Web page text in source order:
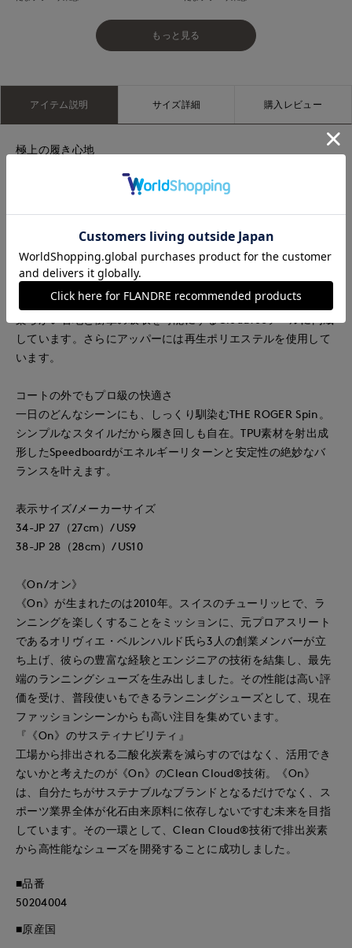
もっと見る
アイテム説明 サイズ詳細 購入レビュー
極上の履き心地
をしっかりホールド。通気性に優れ空気の流れを促すだけでな
能に。歩き心地もスムーズです。
心地良い素材
プロレベルのテクノロジーと履き心地。THE ROGER Spinには
しています。さらにアッパーには再生ポリエステルを使用して
います。
コートの外でもプロ級の快適さ
一日のどんなシーンにも、しっくり馴染むTHE ROGER Spin。
シンプルなスタイルだから履き回しも自在。TPU素材を射出成
形したSpeedboardがエネルギーリターンと安定性の絶妙なバ
ランスを叶えます。
表示サイズ/メーカーサイズ
34-JP 27（27cm）/US9
38-JP 28（28cm）/US10
《On/オン》
《On》が生まれたのは2010年。スイスのチューリッヒで、ラ
ンニングを楽しくすることをミッションに、元プロアスリート
であるオリヴィエ・ベルンハルド氏ら3人の創業メンバーが立
ち上げ、彼らの豊富な経験とエンジニアの技術を結集し、最先
端のランニングシューズを生み出しました。その性能は高い評
価を受け、普段使いもできるランニングシューズとして、現在
ファッションシーンからも高い注目を集めています。
『《On》のサスティナビリティ』
工場から排出される二酸化炭素を減らすのではなく、活用でき
ないかと考えたのが《On》のClean Cloud®技術。《On》
は、自分たちがサステナブルなブランドとなるだけでなく、ス
ポーツ業界全体が化石由来原料に依存しないですむ未来を目指
しています。その一環として、Clean Cloud®技術で排出炭素
から高性能なシューズを開発することに成功しました。
■品番
50204004
■原産国